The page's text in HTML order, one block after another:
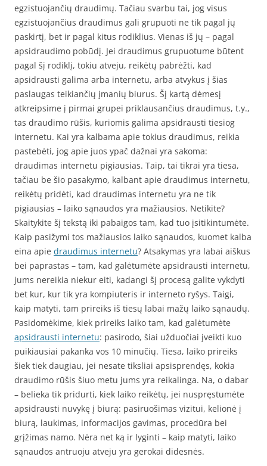
egzistuojančių draudimų. Tačiau svarbu tai, jog visus
egzistuojančius draudimus gali grupuoti ne tik pagal jų
paskirtį, bet ir pagal kitus rodiklius. Vienas iš jų – pagal
apsidraudimo pobūdį. Jei draudimus grupuotume būtent
pagal šį rodiklį, tokiu atveju, reikėtų pabrėžti, kad
apsidrausti galima arba internetu, arba atvykus į šias
paslaugas teikiančių įmanių biurus. Šį kartą dėmesį
atkreipsime į pirmai grupei priklausančius draudimus, t.y.,
tas draudimo rūšis, kuriomis galima apsidrausti tiesiog
internetu. Kai yra kalbama apie tokius draudimus, reikia
pastebėti, jog apie juos ypač dažnai yra sakoma:
draudimas internetu pigiausias. Taip, tai tikrai yra tiesa,
tačiau be šio pasakymo, kalbant apie draudimus internetu,
reikėtų pridėti, kad draudimas internetu yra ne tik
pigiausias – laiko sąnaudos yra mažiausios. Netikite?
Skaitykite šį tekstą iki pabaigos tam, kad tuo įsitikintumėte.
Kaip pasižymi tos mažiausios laiko sąnaudos, kuomet kalba
eina apie draudimus internetu? Atsakymas yra labai aiškus
bei paprastas – tam, kad galėtumėte apsidrausti internetu,
jums nereikia niekur eiti, kadangi šį procesą galite vykdyti
bet kur, kur tik yra kompiuteris ir interneto ryšys. Taigi,
kaip matyti, tam prireiks iš tiesų labai mažų laiko sąnaudų.
Pasidomėkime, kiek prireiks laiko tam, kad galėtumėte
apsidrausti internetu: pasirodo, šiai užduočiai įveikti kuo
puikiausiai pakanka vos 10 minučių. Tiesa, laiko prireiks
šiek tiek daugiau, jei nesate tiksliai apsisprendęs, kokia
draudimo rūšis šiuo metu jums yra reikalinga. Na, o dabar
– belieka tik pridurti, kiek laiko reikėtų, jei nuspręstumėte
apsidrausti nuvykę į biurą: pasiruošimas vizitui, kelionė į
biurą, laukimas, informacijos gavimas, procedūra bei
grįžimas namo. Nėra net ką ir lyginti – kaip matyti, laiko
sąnaudos antruoju atveju yra gerokai didesnės.